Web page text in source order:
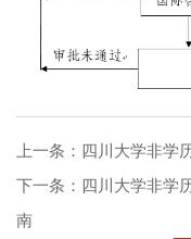
上一条： 四川大学非学
下一条： 四川大学非学
南